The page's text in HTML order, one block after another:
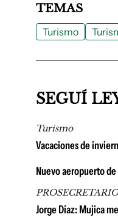
TEMAS
Turismo
SEGUÍ
Turismo
Vacaciones de
Nuevo aeropuerto
Jorge Díaz: Mujica